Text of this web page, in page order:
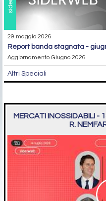
29 maggio 2026
report banda stagnata -
Aggiornamento Giugno 2026
Altri Speciali
MERCATI INOSSIDABILI -
R.